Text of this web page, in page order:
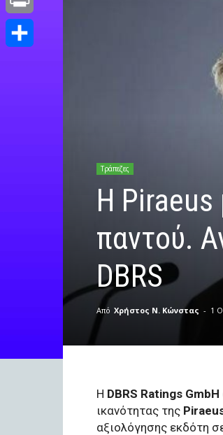
Τράπεζες
H Piraeus
παντού.
DBRS
Από Χρήστος Ν. Κώνστας - 1
Η DBRS Ratings
ικανότητας της
αξιολόγησης εκδότη
Print